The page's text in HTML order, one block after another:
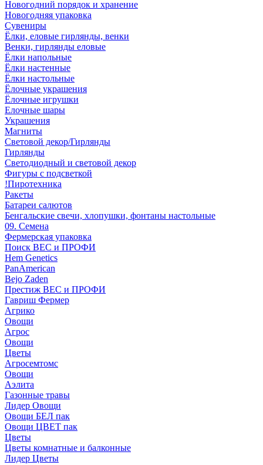
Новогодний порядок и хранение
Новогодняя упаковка
Сувениры
Ёлки, еловые гирлянды, венки
Венки, гирлянды еловые
Ёлки напольные
Ёлки настенные
Ёлки настольные
Ёлочные украшения
Ёлочные игрушки
Елочные шары
Украшения
Магниты
Световой декор/Гирлянды
Гирлянды
Светодиодный и световой декор
Фигуры с подсветкой
!Пиротехника
Ракеты
Батареи салютов
Бенгальские свечи, хлопушки, фонтаны настольные
09. Семена
Фермерская упаковка
Поиск ВЕС и ПРОФИ
Hem Genetics
PanAmerican
Bejo Zaden
Престиж ВЕС и ПРОФИ
Гавриш Фермер
Агрико
Овощи
Агрос
Овощи
Цветы
Агросемтомс
Овощи
Аэлита
Газонные травы
Лидер Овощи
Овощи БЕЛ пак
Овощи ЦВЕТ пак
Цветы
Цветы комнатные и балконные
Лидер Цветы